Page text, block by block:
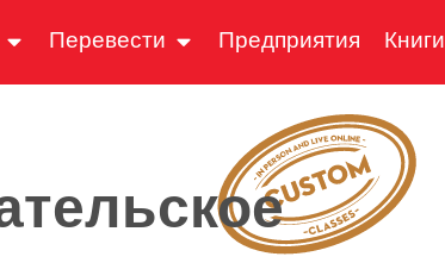
Перевести Предприятия Книги